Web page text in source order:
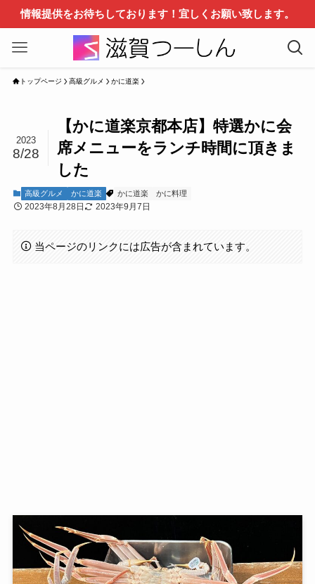
情報提供をお待ちしております！宜しくお願い致します。
トップページ 高級グルメ かに道楽
【かに道楽京都本店】特選かに会
席メニューをランチ時間に頂きま
した
2023
8/28
高級グルメ かに道楽 かに道楽 かに料理
2023年8月28日 2023年9月7日
当ページのリンクには広告が含まれています。